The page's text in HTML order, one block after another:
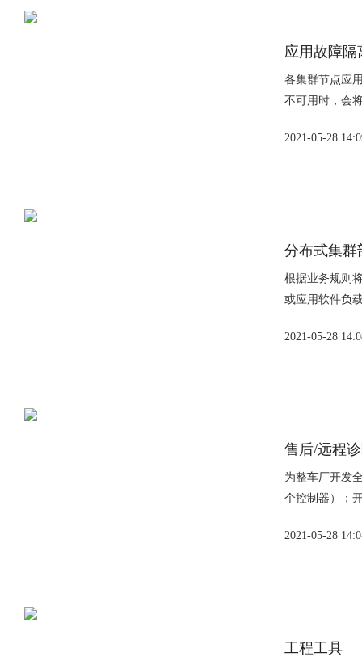
应用故障隔
各集群节点应
不可用时，会
2021-05-28
分布式集群
根据业务规则
或应用软件负
2021-05-28
售后/远程
为整车厂开发
个控制器）；
2021-05-28
工程工具